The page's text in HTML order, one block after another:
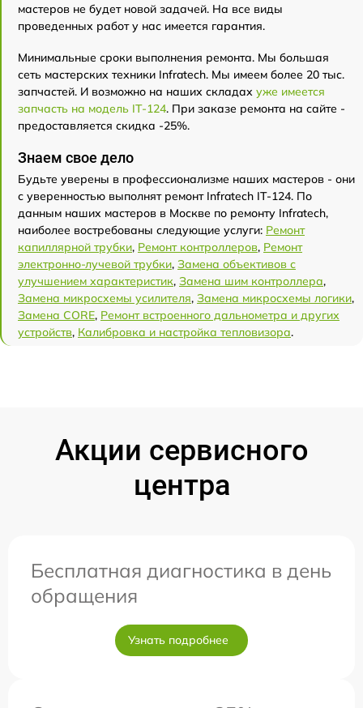
мастеров не будет новой задачей. На все виды
проведенных работ у нас имеется гарантия.
Минимальные сроки выполнения ремонта. Мы большая
сеть мастерских техники Infratech. Мы имеем более 20 тыс.
запчастей. И возможно на наших складах уже имеется
запчасть на модель IT-124. При заказе ремонта на сайте -
предоставляется скидка -25%.
Знаем свое дело
Будьте уверены в профессионализме наших мастеров - они
с уверенностью выполнят ремонт Infratech IT-124. По
данным наших мастеров в Москве по ремонту Infratech,
наиболее востребованы следующие услуги: Ремонт
капиллярной трубки, Ремонт контроллеров, Ремонт
электронно-лучевой трубки, Замена объективов с
улучшением характеристик, Замена шим контроллера,
Замена микросхемы усилителя, Замена микросхемы логики,
Замена CORE, Ремонт встроенного дальнометра и других
устройств, Калибровка и настройка тепловизора.
Акции сервисного
центра
Бесплатная диагностика в день
обращения
Узнать подробнее